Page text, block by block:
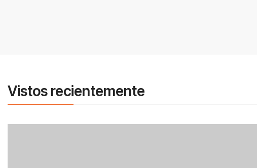
Vistos recientemente